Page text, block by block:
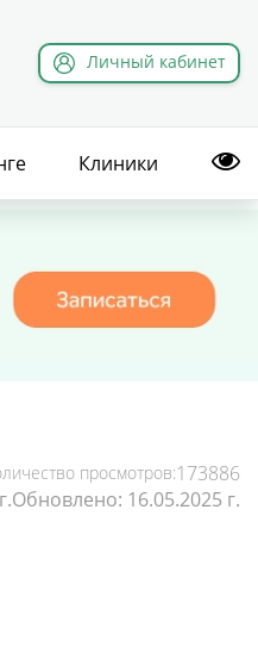
Личный кабинет
Клиники
просмотров:173886
Обновлено: 16.05.2025 г.